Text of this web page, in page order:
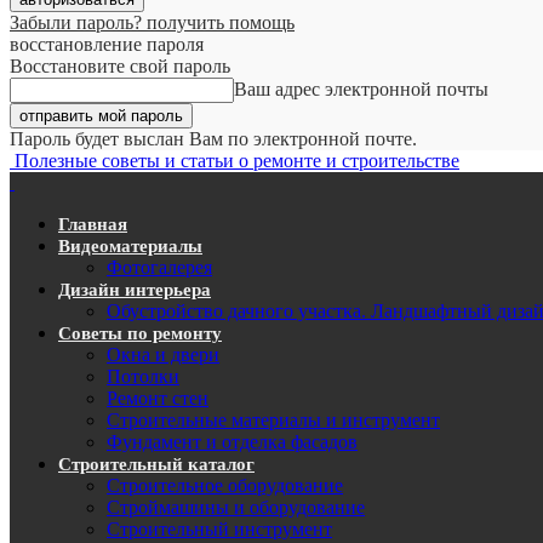
Забыли пароль? получить помощь
восстановление пароля
Восстановите свой пароль
Ваш адрес электронной почты
Пароль будет выслан Вам по электронной почте.
Полезные советы и статьи о ремонте и строительстве
Главная
Видеоматериалы
Фотогалерея
Дизайн интерьера
Обустройство дачного участка. Ландшафтный
Советы по ремонту
Окна и двери
Потолки
Ремонт стен
Строительные материалы и инструмент
Фундамент и отделка фасадов
Строительный каталог
Строительное оборудование
Строймашины и оборудование
Строительный инструмент